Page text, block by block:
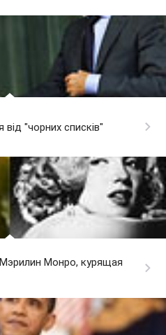
від "чорних списків"
Монро, курящая